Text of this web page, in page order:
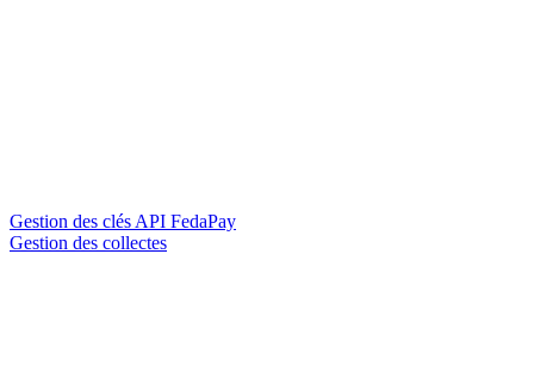
Gestion des clés API FedaPay
Gestion des collectes